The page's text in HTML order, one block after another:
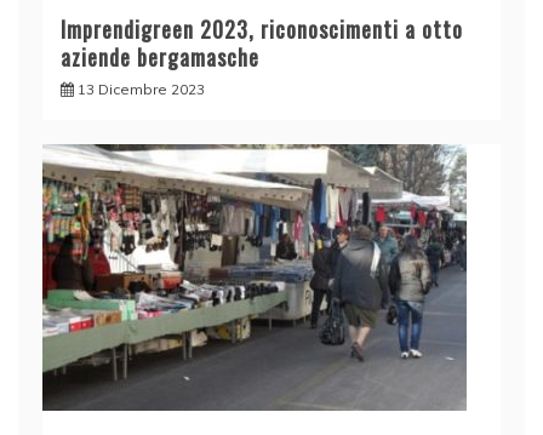
Imprendigreen 2023, riconoscimenti a otto
aziende bergamasche
13 Dicembre 2023